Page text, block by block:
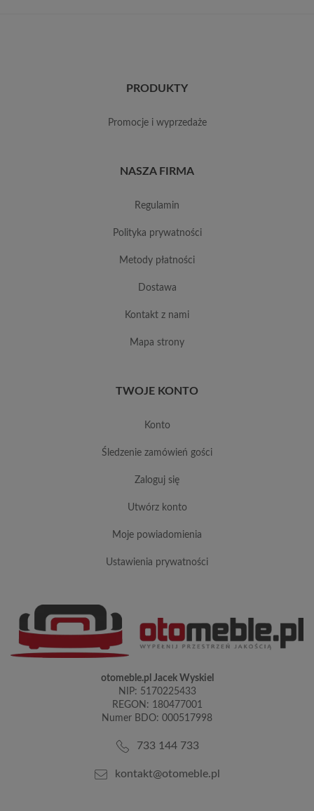
PRODUKTY
promocje i wyprzedaże
NASZA FIRMA
regulamin
polityka prywatności
metody płatności
dostawa
kontakt z nami
mapa strony
TWOJE KONTO
konto
śledzenie zamówień gości
zaloguj się
utwórz konto
moje powiadomienia
ustawienia prywatności
otomeble.pl Jacek Wyskiel
NIP: 5170225433
REGON: 180477001
Numer BDO: 000517998
733 144 733
kontakt@otomeble.pl